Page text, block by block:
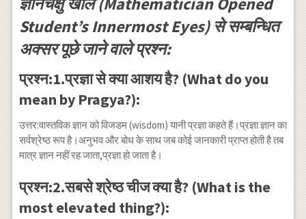
Student’s Innermost Eyes) से सम्बन्धित
अक्सर पूछे जाने वाले प्रश्न:
प्रश्न:1.प्रज्ञा से क्या आशय है? (What do you
mean by Pragya?):
उत्तर:वास्तविक ज्ञान को विजडम (wisdom) यानी प्रज्ञा कहते हैं।प्रज्ञा ज्ञान का
सर्वश्रेष्ठ रूप है।अनुभव और बोध के साथ जब कोई जानकारी प्राप्त होती है तब
मात्र ज्ञान नहीं रह जाता,प्रज्ञा हो जाता है।
प्रश्न:2.सबसे श्रेष्ठ चीज क्या है? (What is the
most elevated thing?):